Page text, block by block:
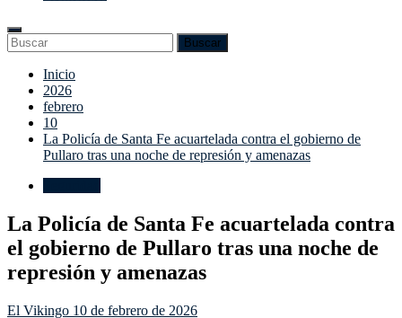
Enter
Keyword
Search
for:
Buscar
Search
Saltar
contenido
Inicio
2026
febrero
10
La Policía de Santa Fe acuartelada contra el gobierno de
Pullaro tras una noche de represión y amenazas
La Policía de Santa Fe acuartelada contra
el gobierno de Pullaro tras una noche de
represión y amenazas
El Vikingo 10 de febrero de 2026